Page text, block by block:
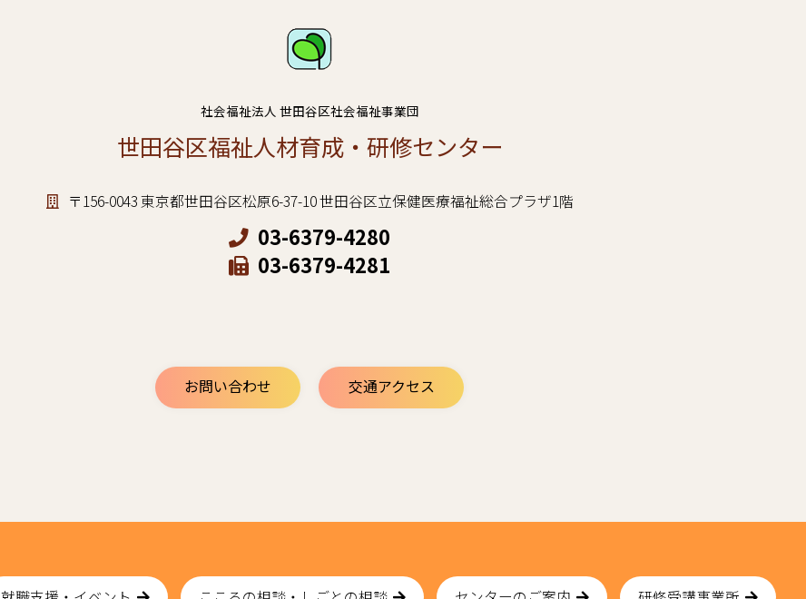
社会福祉法人 世田谷区社会福祉事業団
世田谷区福祉人材育成・研修センター
〒156-0043 東京都世田谷区松原6-37-10 世田谷区立保健医療福祉総合プラザ1階
03-6379-4280
03-6379-4281
お問い合わせ 交通アクセス